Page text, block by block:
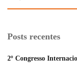
Posts recentes
2º Congresso